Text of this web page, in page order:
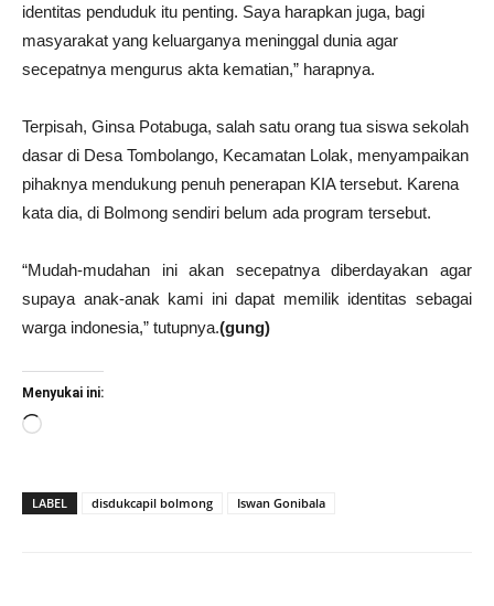
identitas penduduk itu penting. Saya harapkan juga, bagi
masyarakat yang keluarganya meninggal dunia agar
secepatnya mengurus akta kematian,” harapnya.
Terpisah, Ginsa Potabuga, salah satu orang tua siswa sekolah
dasar di Desa Tombolango, Kecamatan Lolak, menyampaikan
pihaknya mendukung penuh penerapan KIA tersebut. Karena
kata dia, di Bolmong sendiri belum ada program tersebut.
“Mudah-mudahan ini akan secepatnya diberdayakan agar
supaya anak-anak kami ini dapat memilik identitas sebagai
warga indonesia,” tutupnya.(gung)
Menyukai ini:
Memuat...
LABEL disdukcapil bolmong Iswan Gonibala